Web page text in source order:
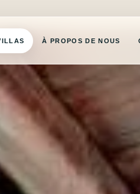
À PROPOS DE NOUS